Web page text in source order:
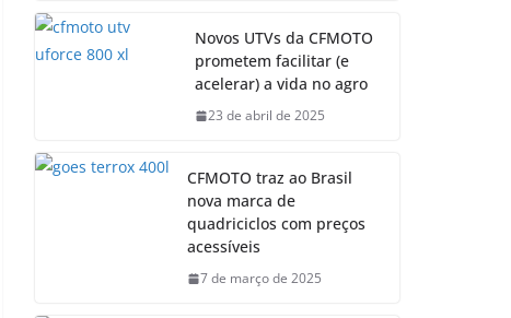
Novos UTVs da CFMOTO
prometem facilitar (e
acelerar) a vida no agro
23 de abril de 2025
CFMOTO traz ao Brasil
nova marca de
quadriciclos com preços
acessíveis
7 de março de 2025